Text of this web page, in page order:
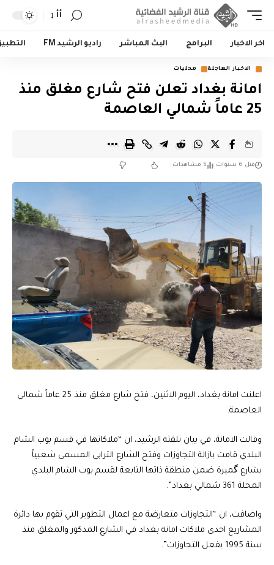
أأ
اخر الاخبار البرامج البث المباشر راديو الرشيد FM
الاخبار العاجلة محليات
امانة بغداد تعلن فتح شارع مغلق منذ
25 عاماً شمالي العاصمة
قبل 6 سنوات 5 مشاهدات
اعلنت امانة بغداد، اليوم الاثنين، فتح شارع مغلق منذ 25 عاماً شمالي
العاصمة.
وقالت الامانة، في بيان تلقته الرشيد، ان “ملاكاتها في قسم بوب الشام
البلدي قامت بازالة التجاوزات وفتح الشارع الترابي المسمى شعبياً
بشارع گميرة ضمن منطقة ذاتها التابعة لقسم بوب الشام البلدي
المحلة 361 شمالي بغداد”.
واضافت، ان “التجاوزات متعارضة مع اعمال التطوير التي تقوم بها دائرة
المشاريع احدى ملاكات امانة بغداد في الشارع المذكور والمغلق منذ
سنة 1995 بفعل التجاوزات”.